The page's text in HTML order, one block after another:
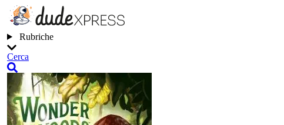
Rubriche
Cerca